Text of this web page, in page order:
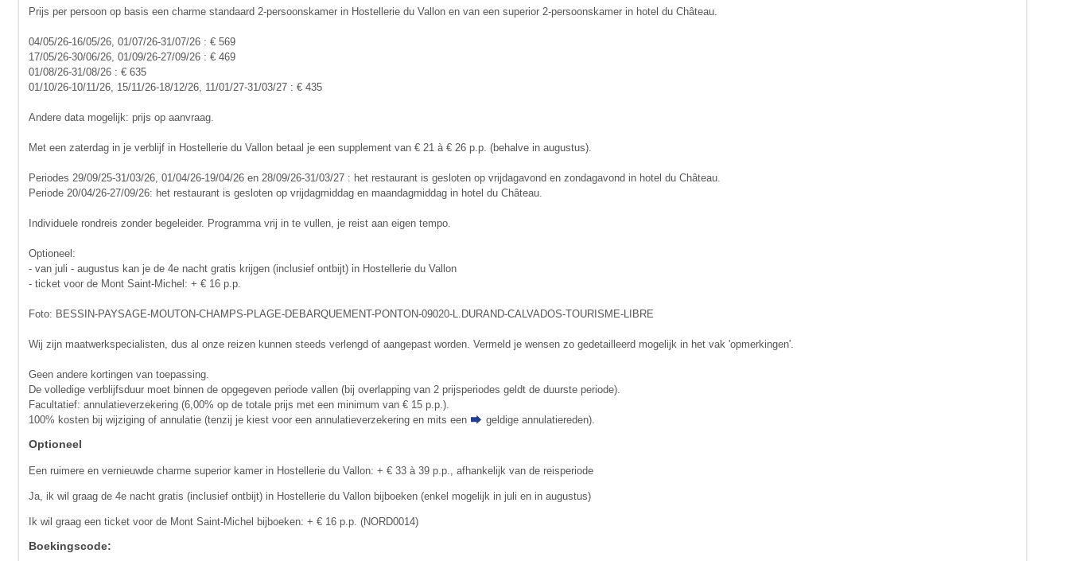
Prijs per persoon op basis een charme standaard 2-persoonskamer in Hostellerie du Vallon en van een superior 2-persoonskamer in hotel du Château.
04/05/26-16/05/26, 01/07/26-31/07/26 : € 569
17/05/26-30/06/26, 01/09/26-27/09/26 : € 469
01/08/26-31/08/26 : € 635
01/10/26-10/11/26, 15/11/26-18/12/26, 11/01/27-31/03/27 : € 435
Andere data mogelijk: prijs op aanvraag.
Met een zaterdag in je verblijf in Hostellerie du Vallon betaal je een supplement van € 21 à € 26 p.p. (behalve in augustus).
Periodes 29/09/25-31/03/26, 01/04/26-19/04/26 en 28/09/26-31/03/27 : het restaurant is gesloten op vrijdagavond en zondagavond in hotel du Château.
Periode 20/04/26-27/09/26: het restaurant is gesloten op vrijdagmiddag en maandagmiddag in hotel du Château.
Individuele rondreis zonder begeleider. Programma vrij in te vullen, je reist aan eigen tempo.
Optioneel:
- van juli - augustus kan je de 4e nacht gratis krijgen (inclusief ontbijt) in Hostellerie du Vallon
- ticket voor de Mont Saint-Michel: + € 16 p.p.
Foto: BESSIN-PAYSAGE-MOUTON-CHAMPS-PLAGE-DEBARQUEMENT-PONTON-09020-L.DURAND-CALVADOS-TOURISME-LIBRE
Wij zijn maatwerkspecialisten, dus al onze reizen kunnen steeds verlengd of aangepast worden. Vermeld je wensen zo gedetailleerd mogelijk in het vak 'opmerkingen'.
Geen andere kortingen van toepassing.
De volledige verblijfsduur moet binnen de opgegeven periode vallen (bij overlapping van 2 prijsperiodes geldt de duurste periode).
Facultatief: annulatieverzekering (6,00% op de totale prijs met een minimum van € 15 p.p.).
100% kosten bij wijziging of annulatie (tenzij je kiest voor een annulatieverzekering en mits een
geldige annulatiereden).
Optioneel
Een ruimere en vernieuwde charme superior kamer in Hostellerie du Vallon: + € 33 à 39 p.p., afhankelijk van de reisperiode
Ja, ik wil graag de 4e nacht gratis (inclusief ontbijt) in Hostellerie du Vallon bijboeken (enkel mogelijk in juli en in augustus)
Ik wil graag een ticket voor de Mont Saint-Michel bijboeken: + € 16 p.p. (NORD0014)
Boekingscode: